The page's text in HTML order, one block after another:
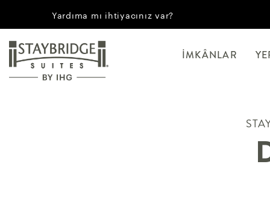
Yardıma mı ihtiyacınız var?
İMKÂNLAR